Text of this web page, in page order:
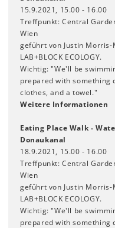
15.9.2021, 15.00 - 16.00
Treffpunkt: Central
Wien
geführt von Justin Morris-
LAB+BLOCK ECOLOGY.
Wichtig: "We'll be
prepared with something
clothes, and a towel."
Weitere Informationen
Eating Place Walk -
Donaukanal
18.9.2021, 15.00 - 16.00
Treffpunkt: Central
Wien
geführt von Justin Morris-
LAB+BLOCK ECOLOGY.
Wichtig: "We'll be
prepared with something